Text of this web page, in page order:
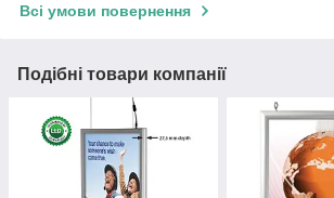
Всі умови повернення
Подібні товари компанії